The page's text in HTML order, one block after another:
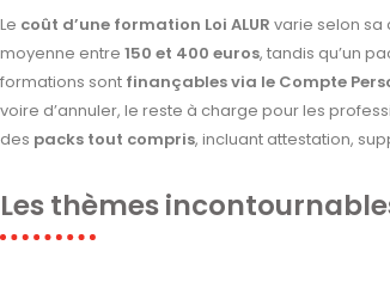
Le coût d’une formation Loi ALUR varie selon sa
moyenne entre 150 et 400 euros, tandis qu’un
formations sont finançables via le Compte
voire d’annuler, le reste à charge pour les
des packs tout compris, incluant attestation,
Les thèmes